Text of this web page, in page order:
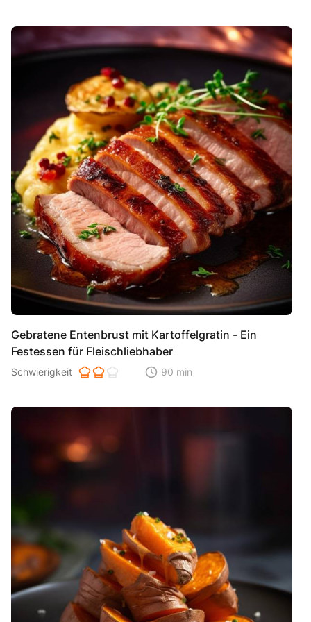
Gebratene Entenbrust mit Kartoffelgratin - Ein
Festessen für Fleischliebhaber
Schwierigkeit der Zubereitung. 1 ist einfach 2 ist mittel 3 ist
Schwierigkeit Zeitaufwand der der Zubereitung.
90 min